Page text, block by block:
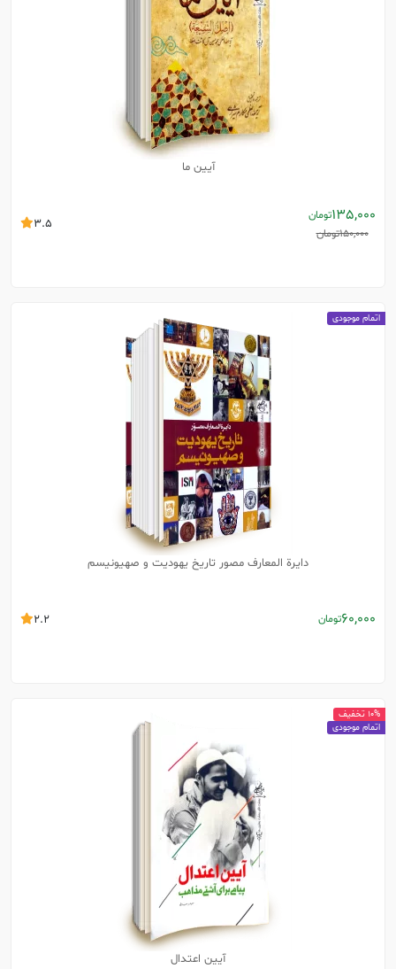
آیین ما
135,000تومان
150,000تومان
3.5
دایرة المعارف مصور تاریخ یهودیت و صهیونیسم
60,000تومان 2.2
اتمام موجودی
آیین اعتدال
10% تخفیف
اتمام موجودی